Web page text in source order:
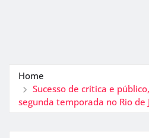
Home
Sucesso de crítica e
segunda temporada no Rio de